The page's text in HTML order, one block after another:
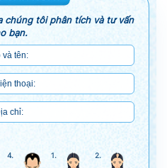
chúng tôi phân tích và tư vấn
bạn.
4. 1. 2.